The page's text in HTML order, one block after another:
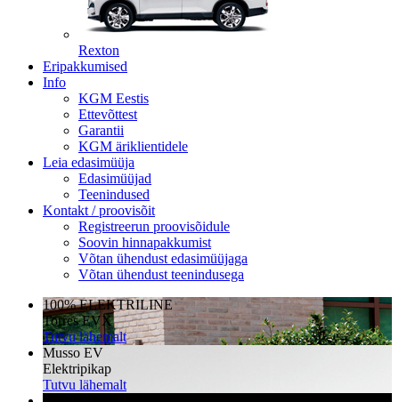
Rexton
Eripakkumised
Info
KGM Eestis
Ettevõttest
Garantii
KGM äriklientidele
Leia edasimüüja
Edasimüüjad
Teenindused
Kontakt / proovisõit
Registreerun proovisõidule
Soovin hinnapakkumist
Võtan ühendust edasimüüjaga
Võtan ühendust teenindusega
100% ELEKTRILINE
Torres EVX
Tutvu lähemalt
Musso EV
Elektripikap
Tutvu lähemalt